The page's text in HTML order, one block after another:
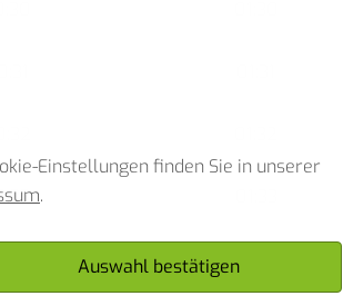
Einstellungen finden Sie in unserer
.
Auswahl bestätigen